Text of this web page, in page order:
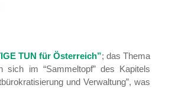
TUN für Österreich”; das Thema
sich im “Sammeltopf” des Kapitels
und Verwaltung”, was